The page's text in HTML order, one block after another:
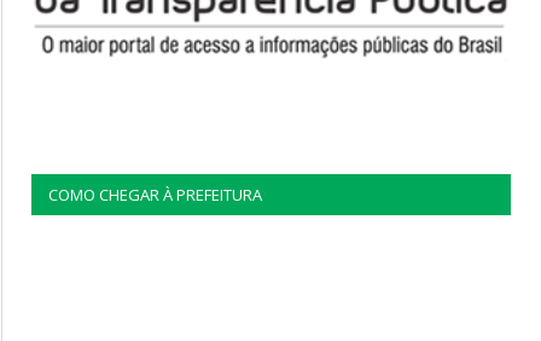
COMO CHEGAR À PREFEITURA